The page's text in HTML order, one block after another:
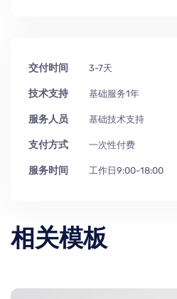
交付时间 3-7天
技术支持 基础服务1年
服务人员 基础技术支持
支付方式 一次性付费
服务时间 工作日9:00-18:00
相关模板